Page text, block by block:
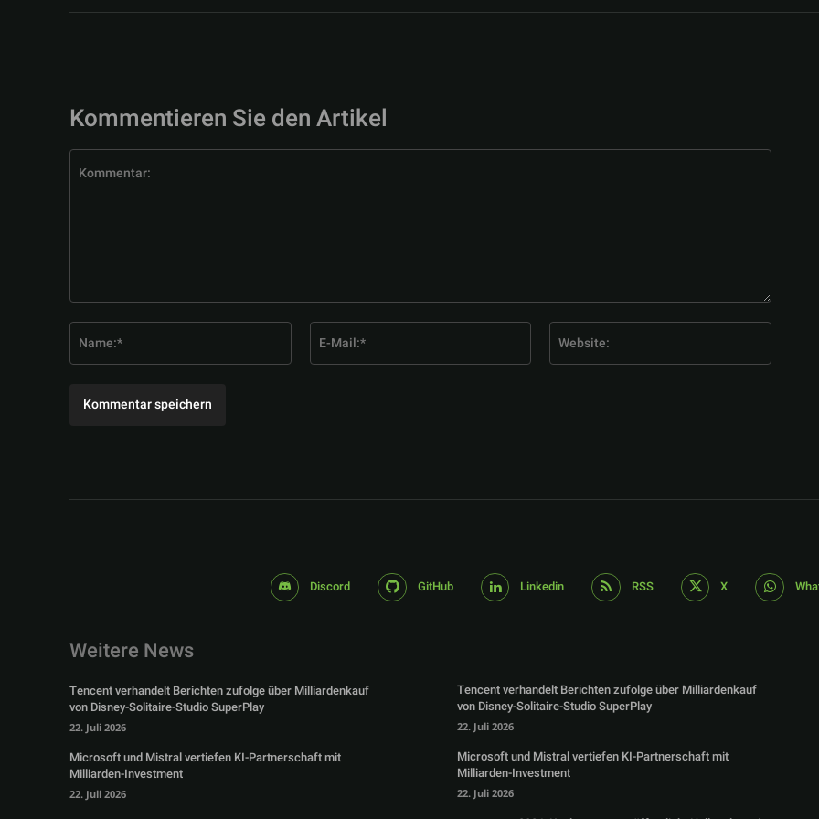
Kommentieren Sie den Artikel
Mail:*
Discord GitHub Linkedin RSS X
Weitere News
Tencent verhandelt Berichten zufolge über Milliardenkauf
von Disney-Solitaire-Studio SuperPlay
22. Juli 2026
Microsoft und Mistral vertiefen KI-Partnerschaft mit
Milliarden-Investment
22. Juli 2026
Tencent verhandelt Berichten zufolge über Milliardenkauf
von Disney-Solitaire-Studio SuperPlay
22. Juli 2026
Microsoft und Mistral vertiefen KI-Partnerschaft mit
Milliarden-Investment
22. Juli 2026